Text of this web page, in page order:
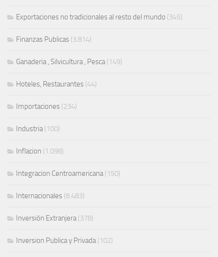
Exportaciones no tradicionales al resto del mundo (345)
Finanzas Publicas (3.814)
Ganaderia , Silvicultura , Pesca(149)
Hoteles, Restaurantes (44)
Importaciones (234)
Industria(100)
Inflacion (1.098)
Integracion Centroamericana(150)
Internacionales (8.483)
Inversión Extranjera(378)
Inversion Publica y Privada(102)